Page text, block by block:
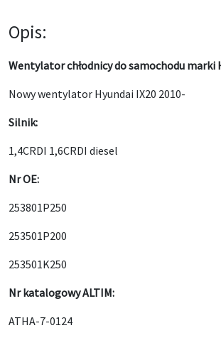
Opis:
Wentylator chłodnicy do samochodu marki
Nowy wentylator Hyundai IX20 2010-
Silnik:
1,4CRDI 1,6CRDI diesel
Nr OE:
253801P250
253501P200
253501K250
Nr katalogowy ALTIM:
ATHA-7-0124